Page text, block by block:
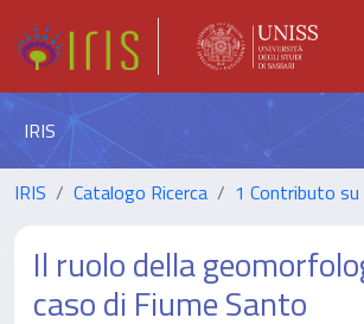
IRIS
IRIS Catalogo Ricerca 1 Contributo
Il ruolo della
caso di Fiume Santo